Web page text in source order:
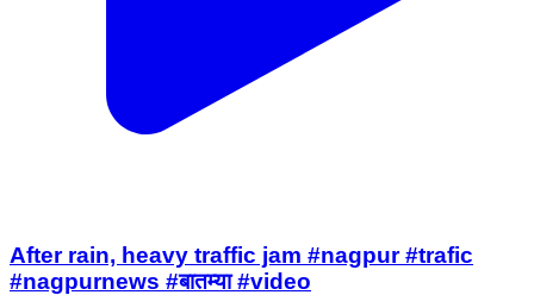
After rain, heavy traffic jam #nagpur #trafic
#nagpurnews #बातम्या #video